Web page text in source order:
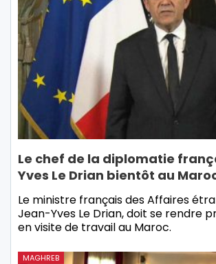
Le chef de la diplomatie
Yves Le Drian bientôt au
Le ministre français des Affaires
Jean-Yves Le Drian, doit se rendre
en visite de travail au Maroc.
MAGHREB